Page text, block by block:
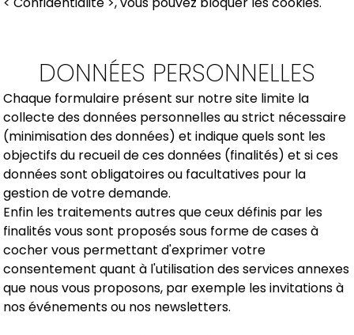
DONNÉES PERSONNELLES
Chaque formulaire présent sur notre site limite la
collecte des données personnelles au strict nécessaire
(minimisation des données) et indique quels sont les
objectifs du recueil de ces données (finalités) et si ces
données sont obligatoires ou facultatives pour la
gestion de votre demande.
Enfin les traitements autres que ceux définis par les
finalités vous sont proposés sous forme de cases à
cocher vous permettant d'exprimer votre
consentement quant à l'utilisation des services annexes
que nous vous proposons, par exemple les invitations à
nos événements ou nos newsletters.